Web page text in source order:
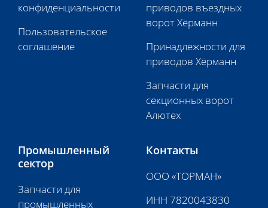
конфиденциальности
Пользовательское
соглашение
приводов въездных
ворот Хёрманн
Принадлежности для
приводов Хёрманн
Запчасти для
секционных ворот
Алютех
Промышленный
сектор
Запчасти для
промышленных
Контакты
ООО «ТОРМАН»
ИНН 7820043830